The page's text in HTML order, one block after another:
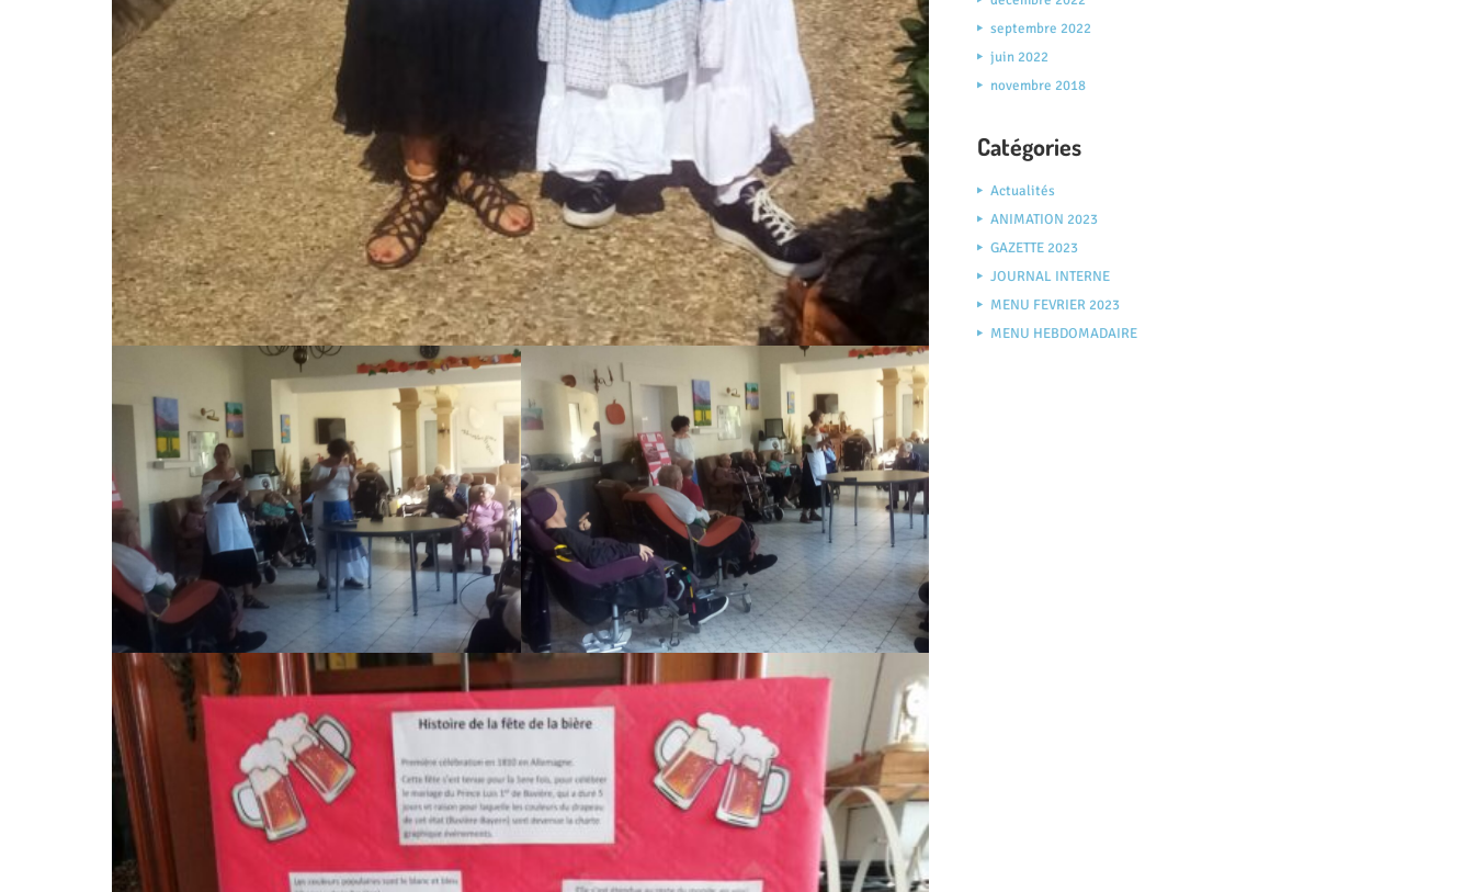
septembre 2022
juin 2022
novembre 2018
Catégories
Actualités
ANIMATION 2023
GAZETTE 2023
JOURNAL INTERNE
MENU FEVRIER 2023
MENU HEBDOMADAIRE